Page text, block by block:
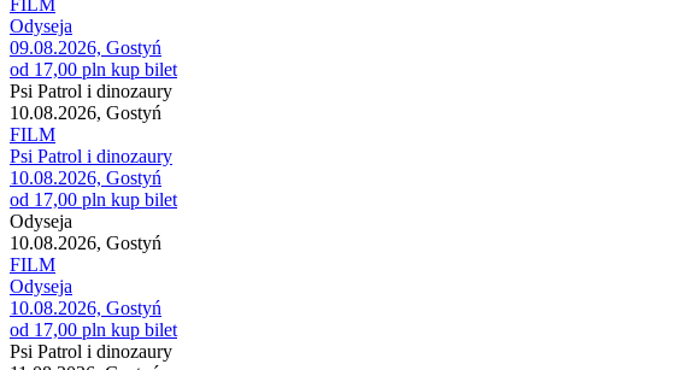
FILM
Odyseja
09.08.2026, Gostyń
od 17,00 pln kup bilet
Psi Patrol i dinozaury
10.08.2026, Gostyń
FILM
Psi Patrol i dinozaury
10.08.2026, Gostyń
od 17,00 pln kup bilet
Odyseja
10.08.2026, Gostyń
FILM
Odyseja
10.08.2026, Gostyń
od 17,00 pln kup bilet
Psi Patrol i dinozaury